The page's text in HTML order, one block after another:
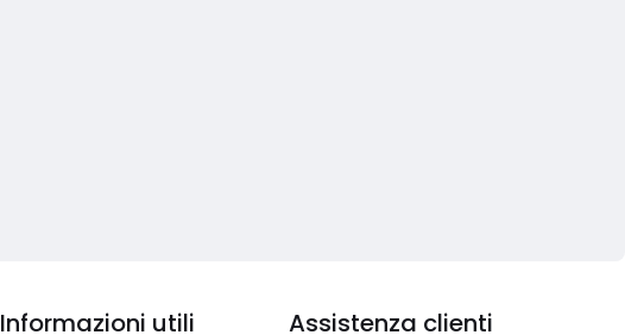
Informazioni utili Assistenza clienti